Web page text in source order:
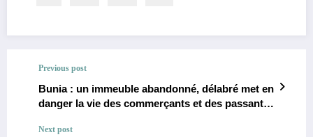
Previous post
Bunia : un immeuble abandonné, délabré met en
danger la vie des commerçants et des passants
Next post